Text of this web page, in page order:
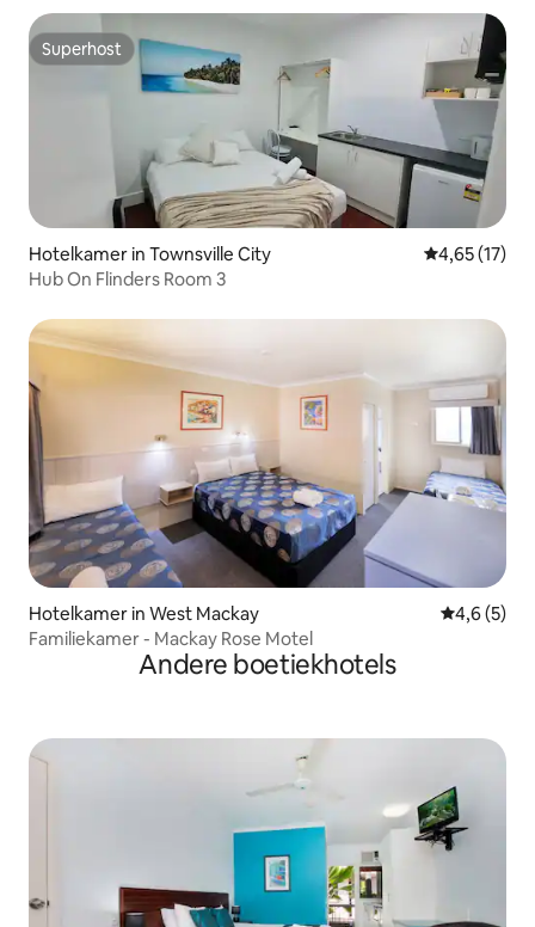
Superhost
Superhost
Hotelkamer in Townsville City Gemiddelde
4,65 (17)
Hub On Flinders Room 3
Hotelkamer in West Mackay
4,6 (5)
Familiekamer - Mackay Rose Motel
Andere boetiekhotels